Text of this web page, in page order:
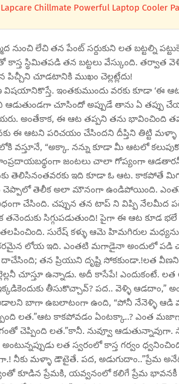
Lapcare Chillmate Powerful Laptop Cooler
నుంచి లేచి తన పేంట్ సర్దుకుని లత బట్టల్ని
స్థిమితపడి తన బట్టలు వేస్కుంది. తర్వాత
పిచ్చీని చూడటానికి ముఖం చెల్లట్లేదు!
ఇంతకుముందు వరకు కూడా ‘ఈ
చూసిందో అప్పుడే తాను ఏ తప్పు
అంతేకాక, ఈ ఆట తప్పని తను భావించింది
ఈ ఆటని పరిచయం చేసిందని దీప్తిని తిట్టి
వస్తూనే, “అక్కా. నన్ను కూడా మీ ఆటలో
జంటలు చాలా గోప్యంగా
తెలిసినంతవరకు ఇది కూడా ఓ ఆట. కాకపోతే
చెప్పాలో తెలీక అలా మౌనంగా ఉండిపోయింది.
చేసింది. చప్పున తన టాప్ ని విప్పి నేలమీద
తనెందుకు సిగ్గుపడుతుంది! పైగా ఈ ఆట
సురేష్ కళ్ళు ఆమె హిమగిరుల
లోయ ఇది. ఎంతటి మగాడైనా అందులో పడి
తన ప్రియుని దృష్టి సోకకుండా.!లత
చూస్తూ ఉన్నాడు. అదీ కాసేపే! ఎందుకంటే.
తీసుకొచ్చావ్? పద.. వెళ్ళి
బాగా ఉబలాటంగా ఉంది, “పోనీ నేనెళ్ళి ఆడి
లత.”ఆట కాకపోవడం ఏంటక్కా..? ఎంత
చెప్పింది లత.”కానీ. నువ్వూ ఆడుతున్నావుగా.
లత స్వరంలో కాస్త గర్వం
నీకు మళ్ళా డౌటైతే. పద, అడుగుదాం..”ప్రేమ
కూడిన ప్రేమకి, యవ్వనంలో కలిగే ప్రేమ